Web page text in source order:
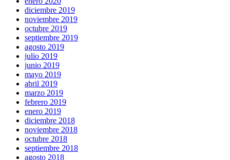
diciembre 2019
noviembre 2019
octubre 2019
septiembre 2019
agosto 2019
julio 2019
junio 2019
mayo 2019
abril 2019
marzo 2019
febrero 2019
enero 2019
diciembre 2018
noviembre 2018
octubre 2018
septiembre 2018
agosto 2018